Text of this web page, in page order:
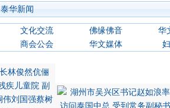
泰华新闻
文化交流 佛缘佛音
华
商会公会 华文媒体